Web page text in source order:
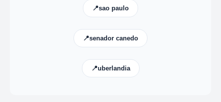
📍sao paulo
📍senador canedo
📍uberlandia